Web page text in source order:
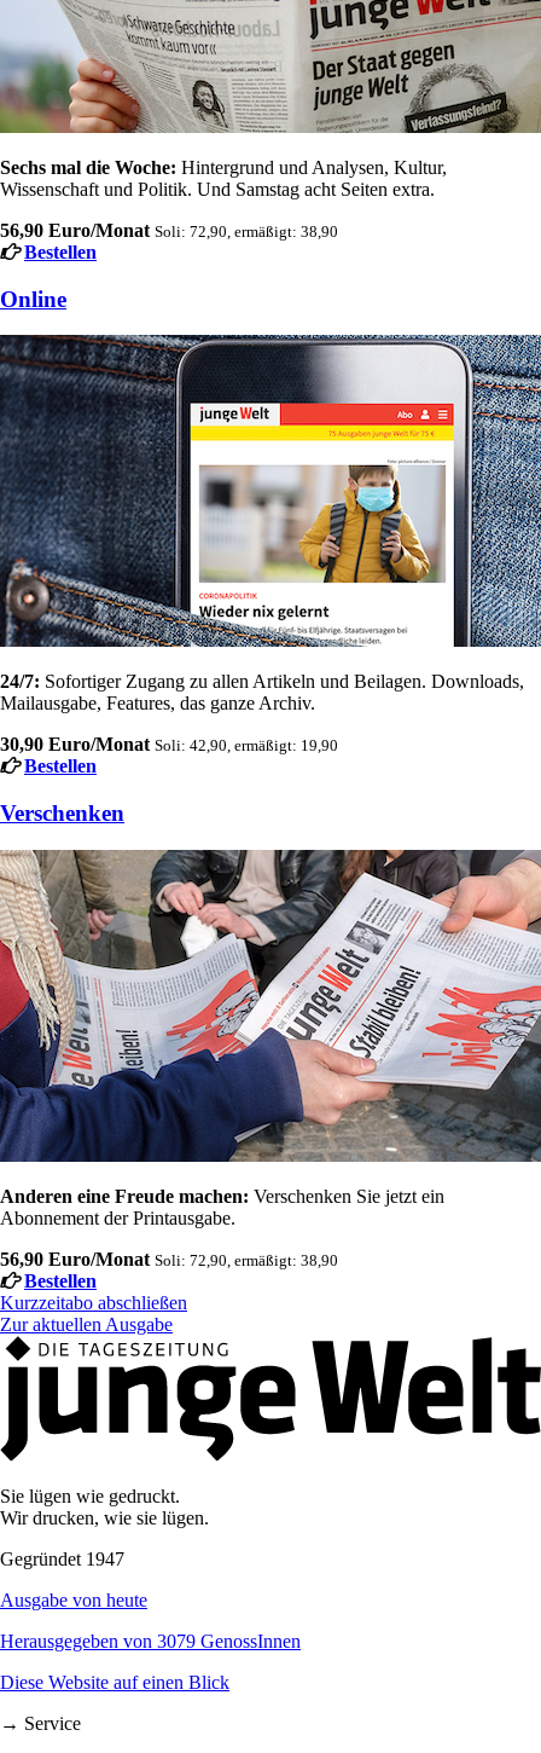
Sechs mal die Woche: Hintergrund und Analysen, Kultur,
Wissenschaft und Politik. Und Samstag acht Seiten extra.
56,90 Euro/Monat Soli: 72,90, ermäßigt: 38,90
Bestellen
Online
24/7: Sofortiger Zugang zu allen Artikeln und Beilagen. Downloads,
Mailausgabe, Features, das ganze Archiv.
30,90 Euro/Monat Soli: 42,90, ermäßigt: 19,90
Bestellen
Verschenken
Anderen eine Freude machen: Verschenken Sie jetzt ein
Abonnement der Printausgabe.
56,90 Euro/Monat Soli: 72,90, ermäßigt: 38,90
Bestellen
Kurzzeitabo abschließen
Zur aktuellen Ausgabe
Sie lügen wie gedruckt.
Wir drucken, wie sie lügen.
Gegründet 1947
Ausgabe von heute
Herausgegeben von 3079 GenossInnen
Diese Website auf einen Blick
→ Service